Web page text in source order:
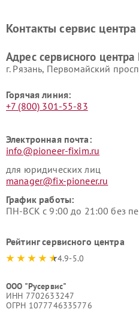
Контакты сервис центра
Адрес сервисного
г. Рязань, Первомайский
Горячая линия:
+7 (800) 301-55-83
Электронная почта:
info@pioneer-fixim.ru
для юридических лиц
manager@fix-pioneer.ru
График работы:
ПН-ВСК с 9:00 до 21:00 без
Рейтинг сервисного центра
4.9-5.0
ООО "Русервис"
ИНН 7702633247
ОГРН 1077746335776